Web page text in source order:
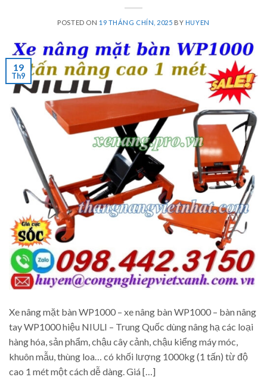
POSTED ON 19 THÁNG CHÍN, 2025 BY HUYEN
19
Th9
Xe nâng mặt bàn WP1000 – xe nâng bàn WP1000 – bàn nâng
tay WP1000 hiệu NIULI – Trung Quốc dùng nâng hạ các loại
hàng hóa, sản phẩm, chậu cây cảnh, chậu kiểng máy móc,
khuôn mẫu, thùng loa… có khối lượng 1000kg (1 tấn) từ độ
cao 1 mét một cách dễ dàng. Giá […]